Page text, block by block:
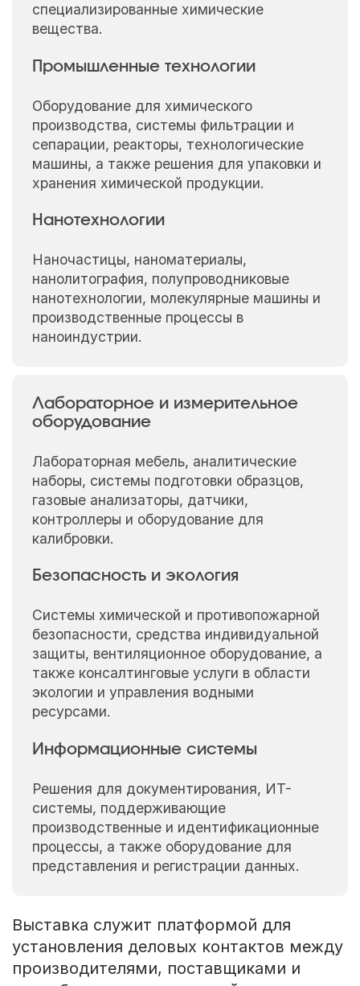
специализированные химические
вещества.
Промышленные технологии
Оборудование для химического
производства, системы фильтрации и
сепарации, реакторы, технологические
машины, а также решения для упаковки и
хранения химической продукции.
Нанотехнологии
Наночастицы, наноматериалы,
нанолитография, полупроводниковые
нанотехнологии, молекулярные машины и
производственные процессы в
наноиндустрии.
Лабораторное и измерительное
оборудование
Лабораторная мебель, аналитические
наборы, системы подготовки образцов,
газовые анализаторы, датчики,
контроллеры и оборудование для
калибровки.
Безопасность и экология
Системы химической и противопожарной
безопасности, средства индивидуальной
защиты, вентиляционное оборудование, а
также консалтинговые услуги в области
экологии и управления водными
ресурсами.
Информационные системы
Решения для документирования, ИТ-
системы, поддерживающие
производственные и идентификационные
процессы, а также оборудование для
представления и регистрации данных.
Выставка служит платформой для
установления деловых контактов между
производителями, поставщиками и